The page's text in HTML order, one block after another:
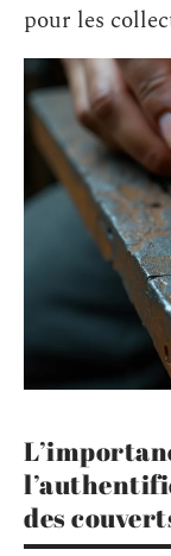
pour les
des